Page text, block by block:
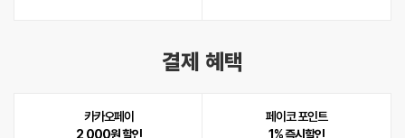
결제 혜택
카카오페이
2,000원 할인
페이코 포인트
1% 즉시할인